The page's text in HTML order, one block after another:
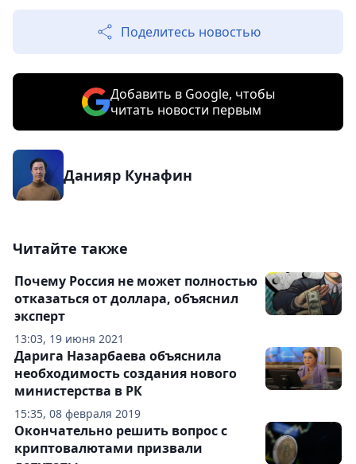
Поделитесь новостью
Добавить в Google, чтобы
читать новости первым
Данияр Кунафин
Читайте также
13:03, 19 июня 2021
Почему Россия не может полностью
отказаться от доллара, объяснил
эксперт
15:35, 08 февраля 2019
Дарига Назарбаева объяснила
необходимость создания нового
министерства в РК
Окончательно решить вопрос с
криптовалютами призвали